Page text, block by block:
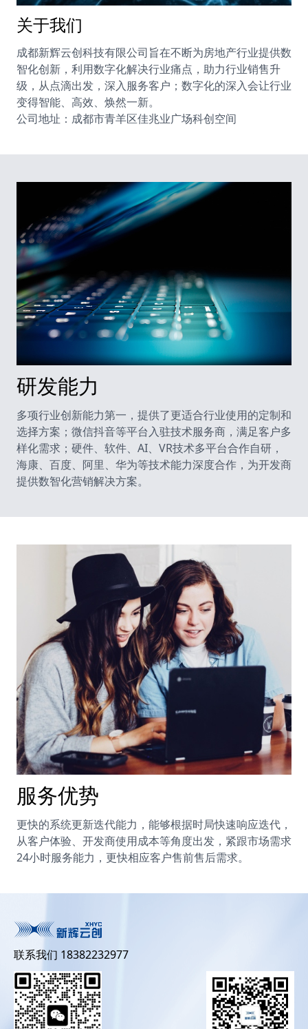
关于我们
成都新辉云创科技有限公司旨在不断为房地产行业提供数
智化创新，利用数字化解决行业痛点，助力行业销售升
级，从点滴出发，深入服务客户；数字化的深入会让行业
变得智能、高效、焕然一新。
公司地址：成都市青羊区佳兆业广场科创空间
研发能力
多项行业创新能力第一，提供了更适合行业使用的定制和
选择方案；微信抖音等平台入驻技术服务商，满足客户多
样化需求；硬件、软件、AI、VR技术多平台合作自研，
海康、百度、阿里、华为等技术能力深度合作，为开发商
提供数智化营销解决方案。
服务优势
更快的系统更新迭代能力，能够根据时局快速响应迭代，
从客户体验、开发商使用成本等角度出发，紧跟市场需求
24小时服务能力，更快相应客户售前售后需求。
联系我们 18382232977